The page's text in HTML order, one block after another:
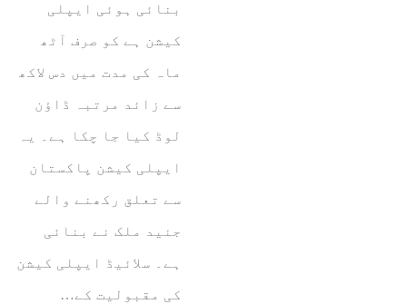
بنائی ہوئی ایپلی
کیشن ہے کو صرف آٹھ
ماہ کی مدت میں دس لاکھ
سے زائد مرتبہ ڈاؤن
لوڈ کیا جا چکا ہے۔ یہ
ایپلی کیشن پاکستان
سے تعلق رکھنے والے
جنید ملک نے بنائی
ہے۔ سلائیڈ ایپلی کیشن
کی مقبولیت کے…